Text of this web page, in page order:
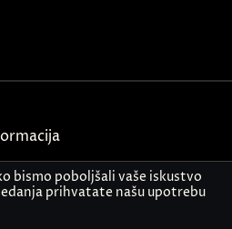
bismo poboljšali vaše iskustvo
prihvatate našu upotrebu